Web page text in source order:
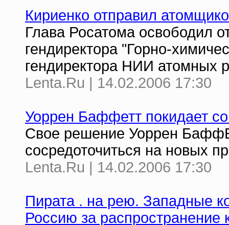
Кириенко отправил
Глава Росатома освободил
гендиректора "Горно-
гендиректора НИИ атомных
Lenta.Ru | 14.02.2006 17:30
Уоррен Баффетт покидает
Cвое решение Уоррен
сосредоточиться на новых
Lenta.Ru | 14.02.2006 17:30
Пирата . на рею. Западные
Россию за распространение